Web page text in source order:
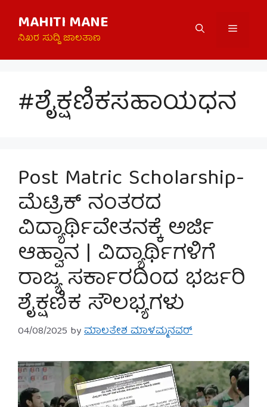
content
MAHITI MANE
ನಿಖರ ಸುದ್ದಿ ಜಾಲತಾಣ
Menu
#ಶೈಕ್ಷಣಿಕಸಹಾಯಧನ
Post Matric Scholarship-
ಮೆಟ್ರಿಕ್ ನಂತರದ
ವಿದ್ಯಾರ್ಥಿವೇತನಕ್ಕೆ ಅರ್ಜಿ
ಆಹ್ವಾನ | ವಿದ್ಯಾರ್ಥಿಗಳಿಗೆ
ರಾಜ್ಯ ಸರ್ಕಾರದಿಂದ ಭರ್ಜರಿ
ಶೈಕ್ಷಣಿಕ ಸೌಲಭ್ಯಗಳು
04/08/2025 byಮಾಲತೇಶ ಮಾಳಮ್ಮನವರ್